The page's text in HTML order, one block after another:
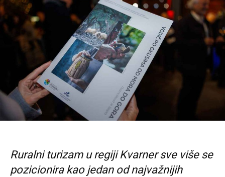
Ruralni turizam u regiji Kvarner sve više se
pozicionira kao jedan od najvažnijih